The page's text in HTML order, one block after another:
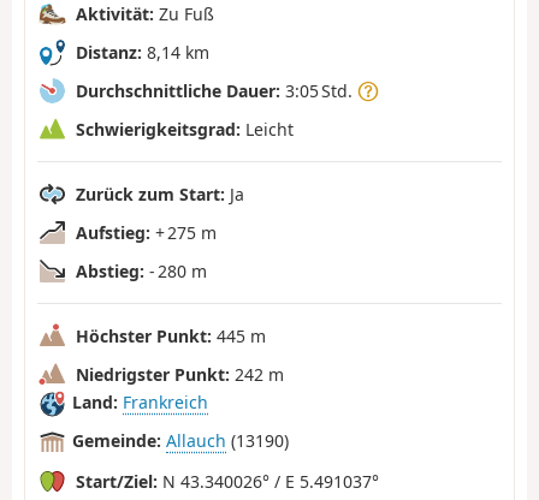
Aktivität: Zu Fuß
Distanz: 8,14 km
Durchschnittliche Dauer: 3:05 Std.
Schwierigkeitsgrad: Leicht
Zurück zum Start: Ja
Aufstieg: + 275 m
Abstieg: - 280 m
Höchster Punkt: 445 m
Niedrigster Punkt: 242 m
Land: Frankreich
Gemeinde: Allauch (13190)
Start/Ziel: N 43.340026° / E 5.491037°